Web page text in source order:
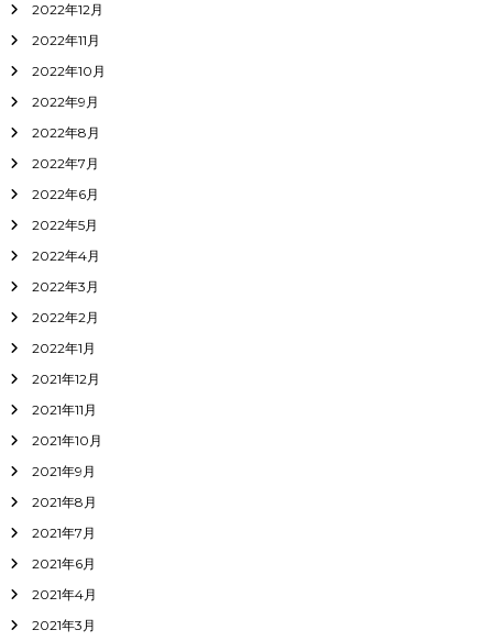
2022年12月
2022年11月
2022年10月
2022年9月
2022年8月
2022年7月
2022年6月
2022年5月
2022年4月
2022年3月
2022年2月
2022年1月
2021年12月
2021年11月
2021年10月
2021年9月
2021年8月
2021年7月
2021年6月
2021年4月
2021年3月